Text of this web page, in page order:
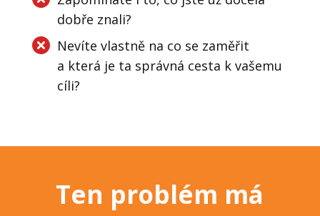
dobře znali?
Nevíte vlastně na co se zaměřit
a která je ta správná cesta k vašemu
cíli?
Ten problém má